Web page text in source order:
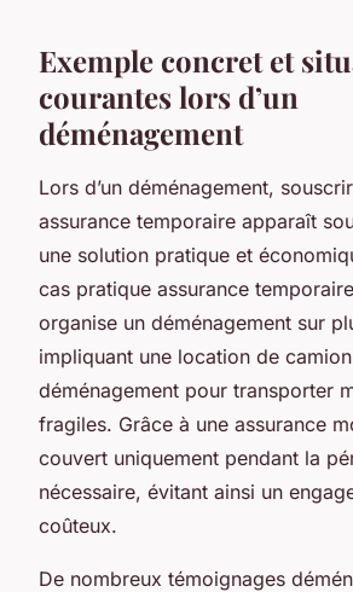
Exemple concret et
courantes lors d’un
déménagement
Lors d’un déménagement,
assurance temporaire apparaît
une solution pratique et
cas pratique assurance
organise un déménagement sur
impliquant une location de
déménagement pour transporter
fragiles. Grâce à une assurance
couvert uniquement pendant la
nécessaire, évitant ainsi un
coûteux.
De nombreux témoignages